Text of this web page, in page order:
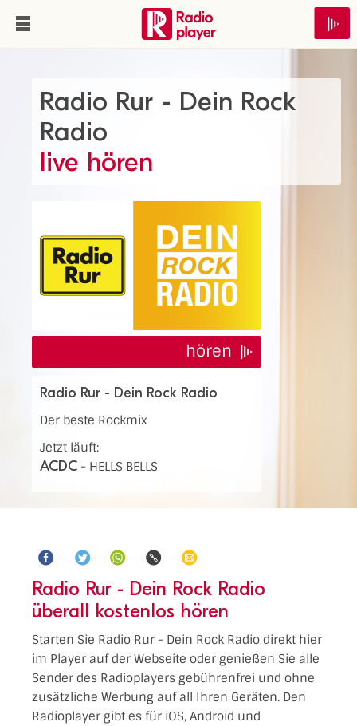
Radio Rur - Dein Rock
Radio
live hören
hören
Radio Rur - Dein Rock Radio
Der beste Rockmix
Jetzt läuft:
ACDC - HELLS BELLS
Radio Rur - Dein Rock Radio
überall kostenlos hören
Starten Sie Radio Rur - Dein Rock Radio direkt hier
im Player auf der Webseite oder genießen Sie alle
Sender des Radioplayers gebührenfrei und ohne
zusätzliche Werbung auf all Ihren Geräten. Den
Radioplayer gibt es für iOS, Android und